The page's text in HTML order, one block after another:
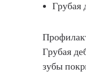
Грубая
Грубая
зубы